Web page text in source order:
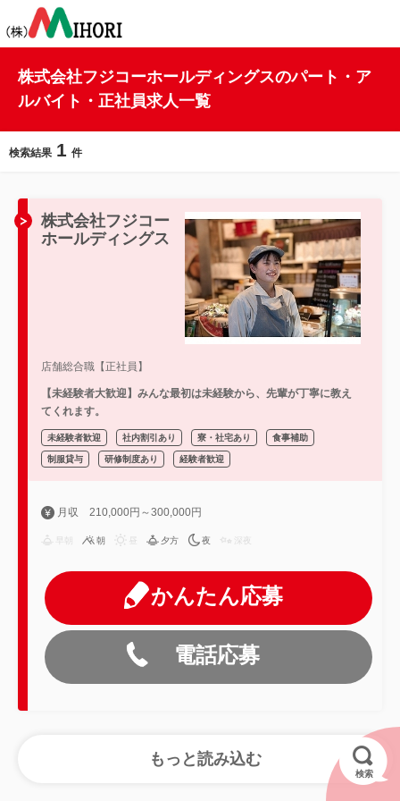
株式会社フジコーホールディングスのパート・ア
ルバイト・正社員求人一覧
検索結果 1 件
株式会社フジコー
ホールディングス
店舗総合職【正社員】
【未経験者大歓迎】みんな最初は未経験から、先輩が丁寧に教え
てくれます。
未経験者歓迎 社内割引あり 寮・社宅あり 食事補助
制服貸与 研修制度あり 経験者歓迎
月収 210,000円～300,000円
朝 夕方 夜 深夜
かんたん応募
電話応募
検索